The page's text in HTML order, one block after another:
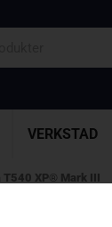
VERKSTAD
T540 XP® Mark III